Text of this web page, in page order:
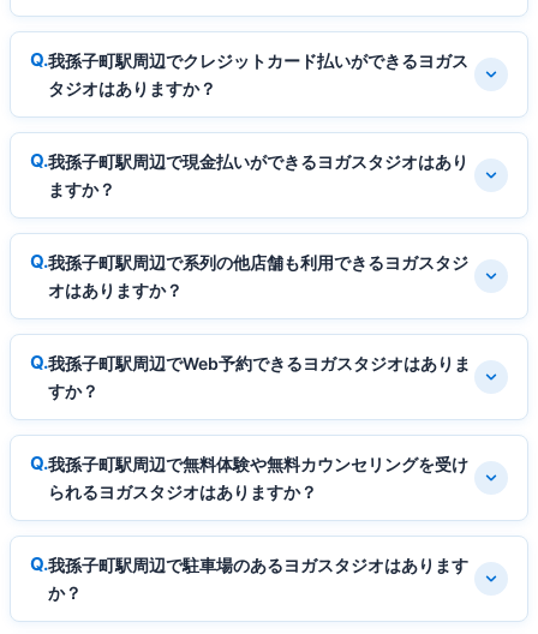
我孫子町駅周辺でクレジットカード払いができるヨガス
タジオはありますか？
我孫子町駅周辺で現金払いができるヨガスタジオはあり
ますか？
我孫子町駅周辺で系列の他店舗も利用できるヨガスタジ
オはありますか？
我孫子町駅周辺でWeb予約できるヨガスタジオはありま
すか？
我孫子町駅周辺で無料体験や無料カウンセリングを受け
られるヨガスタジオはありますか？
我孫子町駅周辺で駐車場のあるヨガスタジオはあります
か？